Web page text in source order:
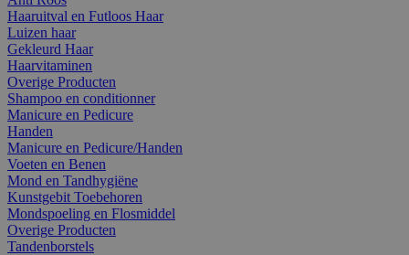
Haaruitval en Futloos Haar
Luizen haar
Gekleurd Haar
Haarvitaminen
Overige Producten
Shampoo en conditionner
Manicure en Pedicure
Handen
Manicure en Pedicure/Handen
Voeten en Benen
Mond en Tandhygiëne
Kunstgebit Toebehoren
Mondspoeling en Flosmiddel
Overige Producten
Tandenborstels